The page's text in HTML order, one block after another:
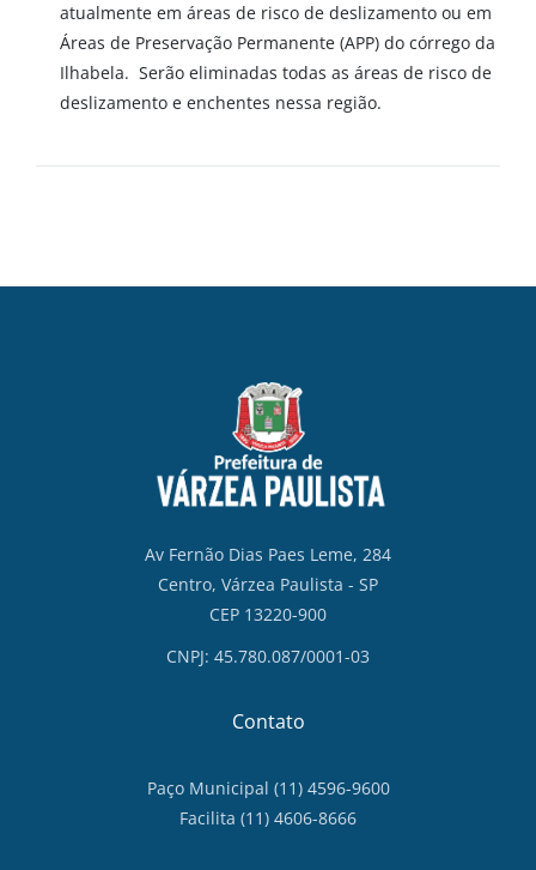
atualmente em áreas de risco de deslizamento ou em
Áreas de Preservação Permanente (APP) do córrego da
Ilhabela. Serão eliminadas todas as áreas de risco de
deslizamento e enchentes nessa região.
Av Fernão Dias Paes Leme, 284
Centro, Várzea Paulista - SP
CEP 13220-900
CNPJ: 45.780.087/0001-03
Contato
Paço Municipal (11) 4596-9600
Facilita (11) 4606-8666